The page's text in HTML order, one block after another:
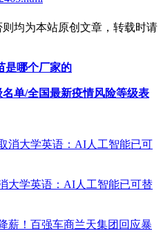
均为本站原创文章，转载时请
是哪个厂家的
单/全国最新疫情风险等级表
大学英语：AI人工智能已可替